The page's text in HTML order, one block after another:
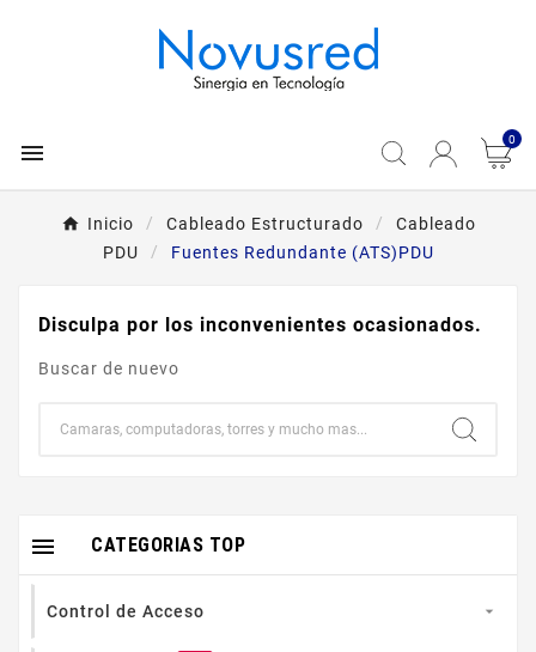
 0
Inicio Cableado Estructurado
Cableado
PDU
Fuentes Redundante (ATS)PDU
Disculpa por los inconvenientes ocasionados.
Buscar de nuevo
CATEGORIAS TOP

Control de Acceso 